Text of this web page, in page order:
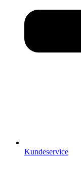
Kundeservice